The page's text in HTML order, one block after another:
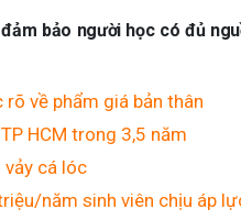
bảo người học có đủ
về phẩm giá bản thân
HCM trong 3,5 năm
vảy cá lóc
năm sinh viên chịu áp